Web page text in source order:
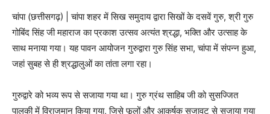
चांपा (छत्तीसगढ़) | चांपा शहर में सिख समुदाय द्वारा सिखों के दसवें गुरु, श्री गुरु
गोबिंद सिंह जी महाराज का प्रकाश उत्सव अत्यंत श्रद्धा, भक्ति और उत्साह के
साथ मनाया गया। यह पावन आयोजन गुरुद्वारा गुरु सिंह सभा, चांपा में संपन्न हुआ,
जहां सुबह से ही श्रद्धालुओं का तांता लगा रहा।
गुरुद्वारे को भव्य रूप से सजाया गया था। गुरु ग्रंथ साहिब जी को सुसज्जित
पालकी में विराजमान किया गया, जिसे फूलों और आकर्षक सजावट से सजाया गया